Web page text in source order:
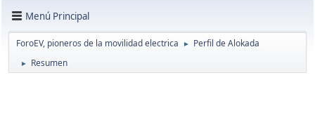
Menú Principal
ForoEV, pioneros de la movilidad electrica ► Perfil de Alokada
► Resumen